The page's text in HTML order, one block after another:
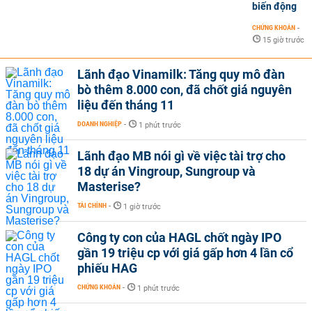
biến động
CHỨNG KHOÁN -
15 giờ trước
Lãnh đạo Vinamilk: Tăng quy mô đàn
bò thêm 8.000 con, đã chốt giá nguyên
liệu đến tháng 11
DOANH NGHIỆP - 1 phút trước
Lãnh đạo MB nói gì về việc tài trợ cho
18 dự án Vingroup, Sungroup và
Masterise?
TÀI CHÍNH - 1 giờ trước
Công ty con của HAGL chốt ngày IPO
gần 19 triệu cp với giá gấp hơn 4 lần cổ
phiếu HAG
CHỨNG KHOÁN - 1 phút trước